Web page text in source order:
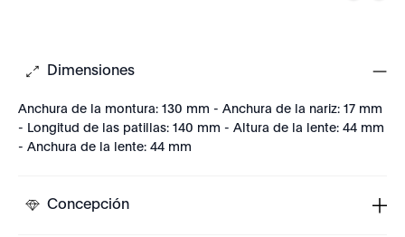
Dimensiones
Anchura de la montura: 130 mm - Anchura de la nariz: 17 mm
- Longitud de las patillas: 140 mm - Altura de la lente: 44 mm
- Anchura de la lente: 44 mm
Concepción